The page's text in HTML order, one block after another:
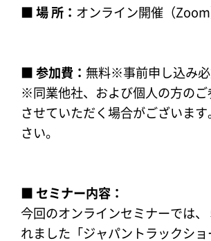
■ 場 所： オンライン開催（Zoom
■ 参加費： 無料※事前申し込み
※同業他社、および個人の方のご
させていただく場合がございま
さい。
■ セミナー内容：
今回のオンラインセミナーでは、
れました「ジャパントラックショ